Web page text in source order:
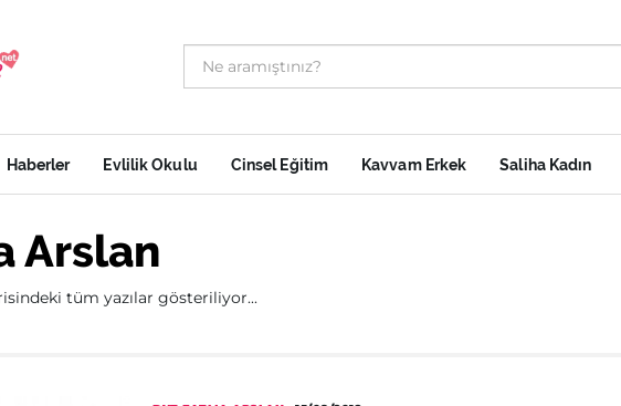
Haberler Evlilik Okulu Cinsel Eğitim Kavvam Erkek Saliha Kadın
Arslan
tüm yazılar gösteriliyor...